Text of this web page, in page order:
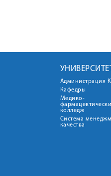
Администрация
Кафедры
Медико-
колледж
Система
качества